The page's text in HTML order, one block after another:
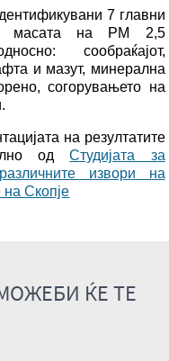
7 главни
масата на PM 2,5
сообраќајот,
и мазут, минерална
согорувањето на
на резултатите
одСтудијата за
извори на
на Скопје
ЌЕ ТЕ